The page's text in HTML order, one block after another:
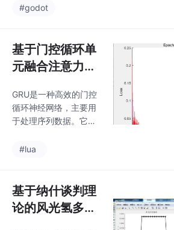
erg 博弈模型，并证明S
容：代码主要做的是基
于主从
cel格式，程序已经调试
环境要求MATLAB版本
为2019及其以上2、评
价指标包括:R2、MAE、
您的需要3、代码文注
释清晰，质量极高4、
测试数据集，可以直接
数据即可用 适合新手小
一直是
#godot
基于门控循环单
元融合注意力机
tion）的时间序
列预测
GRU是一种高效的门控
循环神经网络，主要用
于处理序列数据。它通
更新门）来控制信息的
制信息的输入和输出循
环状态：存储当前时间
步的信息注意力机制是
#lua
基于纳什谈判理
论的风光氢多主